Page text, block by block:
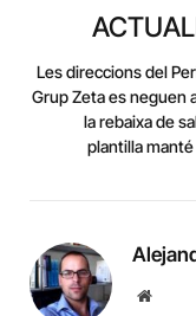
Les direccions del
Grup Zeta es neguen
la rebaixa de
plantilla manté
Website